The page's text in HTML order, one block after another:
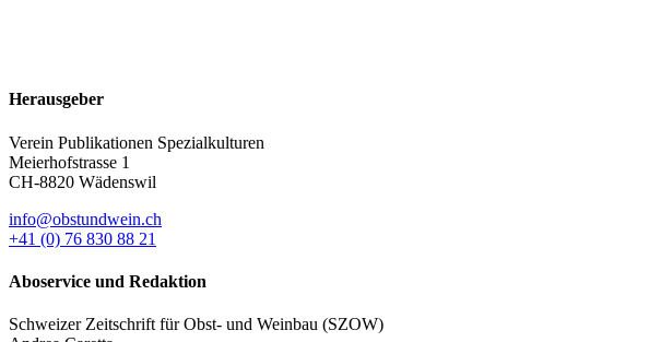
Herausgeber
Verein Publikationen Spezialkulturen
Meierhofstrasse 1
CH-8820 Wädenswil
info@obstundwein.ch
+41 (0) 76 830 88 21
Aboservice und Redaktion
Schweizer Zeitschrift für Obst- und Weinbau (SZOW)